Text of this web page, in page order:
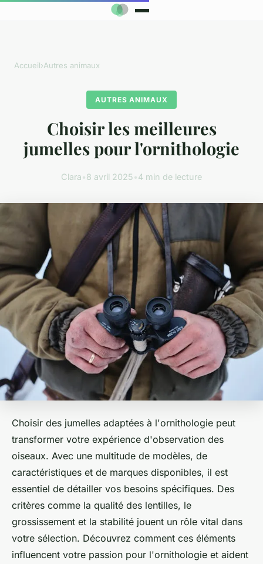
Accueil›Autres animaux
AUTRES ANIMAUX
Choisir les meilleures
jumelles pour l'ornithologie
Clara•8 avril 2025•4 min de lecture
Choisir des jumelles adaptées à l'ornithologie peut
transformer votre expérience d'observation des
oiseaux. Avec une multitude de modèles, de
caractéristiques et de marques disponibles, il est
essentiel de détailler vos besoins spécifiques. Des
critères comme la qualité des lentilles, le
grossissement et la stabilité jouent un rôle vital dans
votre sélection. Découvrez comment ces éléments
influencent votre passion pour l'ornithologie et aident